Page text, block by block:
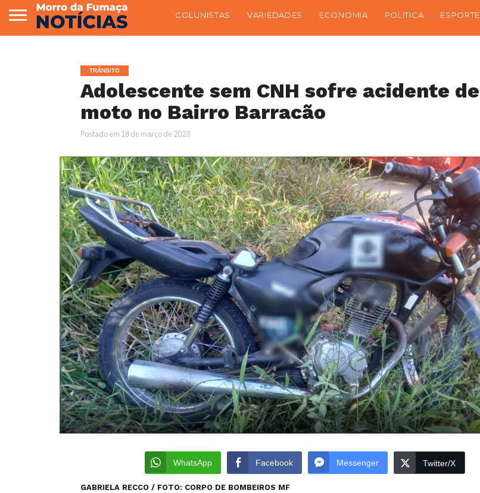
COLUNISTAS VARIEDADES ECONOMIA POLITICA ESPORTE
TRÂNSITO
Adolescente sem CNH sofre acidente de
moto no Bairro Barracão
Postado em 18 de março de 2023
WhatsApp Facebook Messenger Twitter/X
GABRIELA RECCO / FOTO: CORPO DE BOMBEIROS MF